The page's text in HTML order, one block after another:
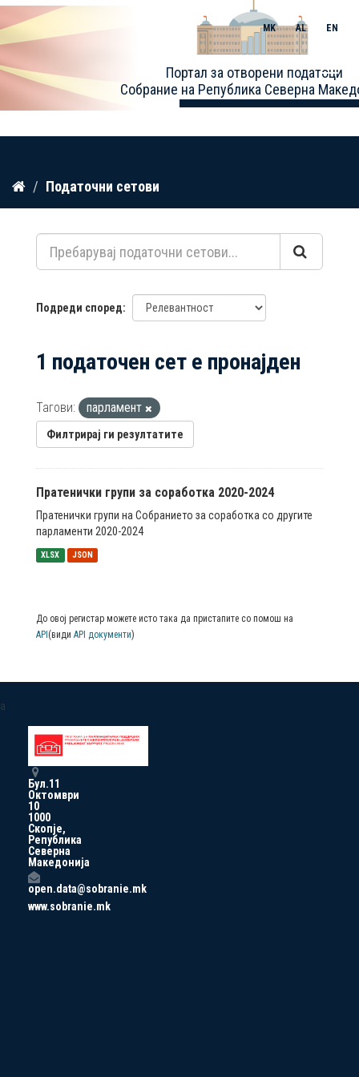
Прескокнете
содржина
Портал за отворени податоци
Собрание на Република Северна
MK AL EN
Toggle
Податочни сетови
Подреди според
1 податочен сет е пронајден
Тагови: парламент
Филтрирај ги резултатите
Пратенички групи за соработка 2020-2024
Пратенички групи на Собранието за соработка со другите
парламенти 2020-2024
XLSX JSON
До овој регистар можете исто така да пристапите со помош на
API (види API документи)
a
Бул.11
Октомври
10
1000
Скопје,
Република
Северна
Македонија
open.data@sobranie.mk
www.sobranie.mk